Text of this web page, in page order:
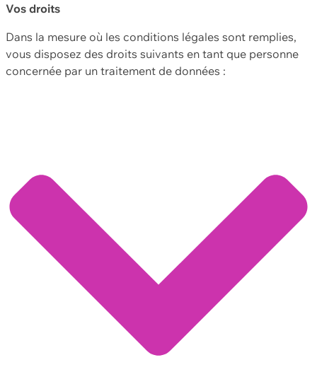
Vos droits
Dans la mesure où les conditions légales sont remplies,
vous disposez des droits suivants en tant que personne
concernée par un traitement de données :